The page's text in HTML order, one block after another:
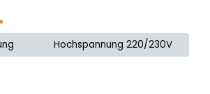
Hochspannung 220/230V